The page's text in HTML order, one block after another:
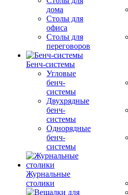
дома
Столы для
офиса
Столы для
переговоров
Бенч-системы
Угловые
бенч-
системы
Двухрядные
бенч-
системы
Однорядные
бенч-
системы
Журнальные
столики